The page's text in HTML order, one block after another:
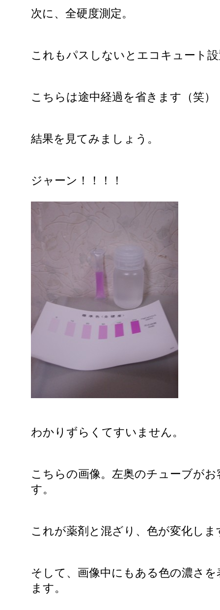
次に、全硬度測定。
これもパスしないとエコキュート
こちらは途中経過を省きます（笑）
結果を見てみましょう。
ジャーン！！！！
わかりずらくてすいません。
こちらの画像。左奥のチューブが
す。
これが薬剤と混ざり、色が変化しま
そして、画像中にもある色の濃さ
ます。